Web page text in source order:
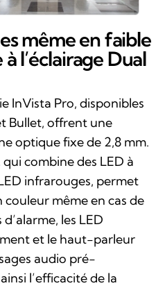
même en faible
l’éclairage Dual
InVista Pro, disponibles
Bullet, offrent une
optique fixe de 2,8 mm.
combine des LED à
infrarouges, permet
couleur même en cas de
les LED
et le haut-parleur
audio pré-
l’efficacité de la